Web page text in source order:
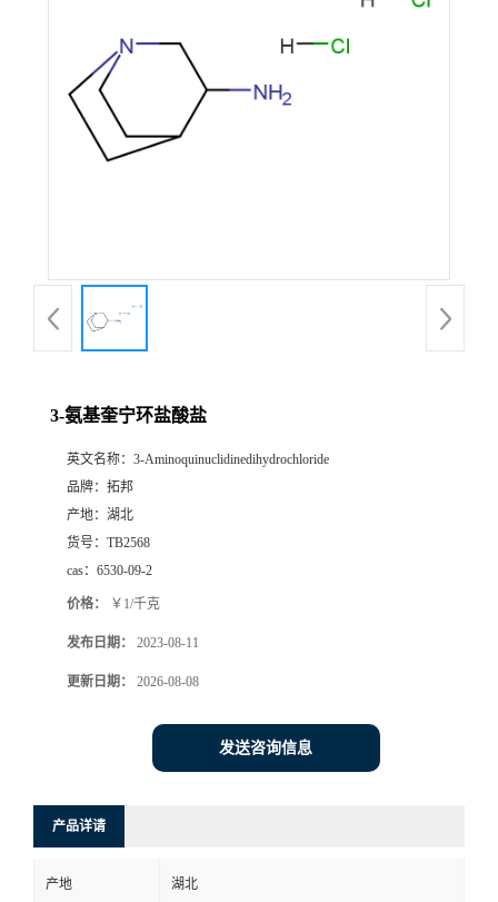
3-氨基奎宁环盐酸盐
英文名称： 3-Aminoquinuclidinedihydrochloride
品牌： 拓邦
产地： 湖北
货号： TB2568
cas： 6530-09-2
价格： ￥1/千克
发布日期： 2023-08-11
更新日期： 2026-08-08
发送咨询信息
产品详请
产地 湖北